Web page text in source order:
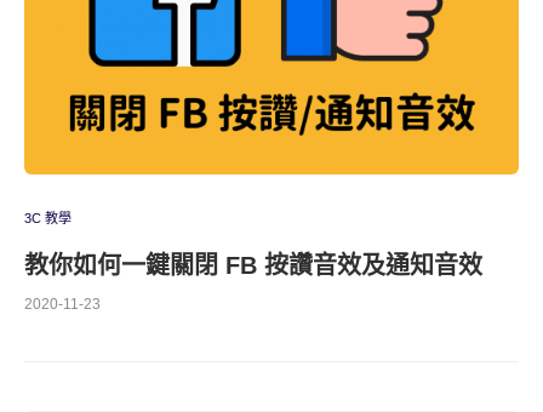
3C 教學
教你如何一鍵關閉 FB 按讚音效及通知音效
2020-11-23